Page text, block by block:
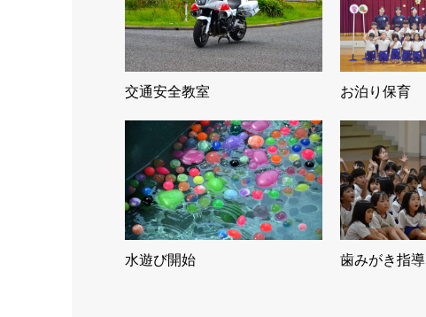
交通安全教室 お泊り保育
水遊び開始 歯みがき指導